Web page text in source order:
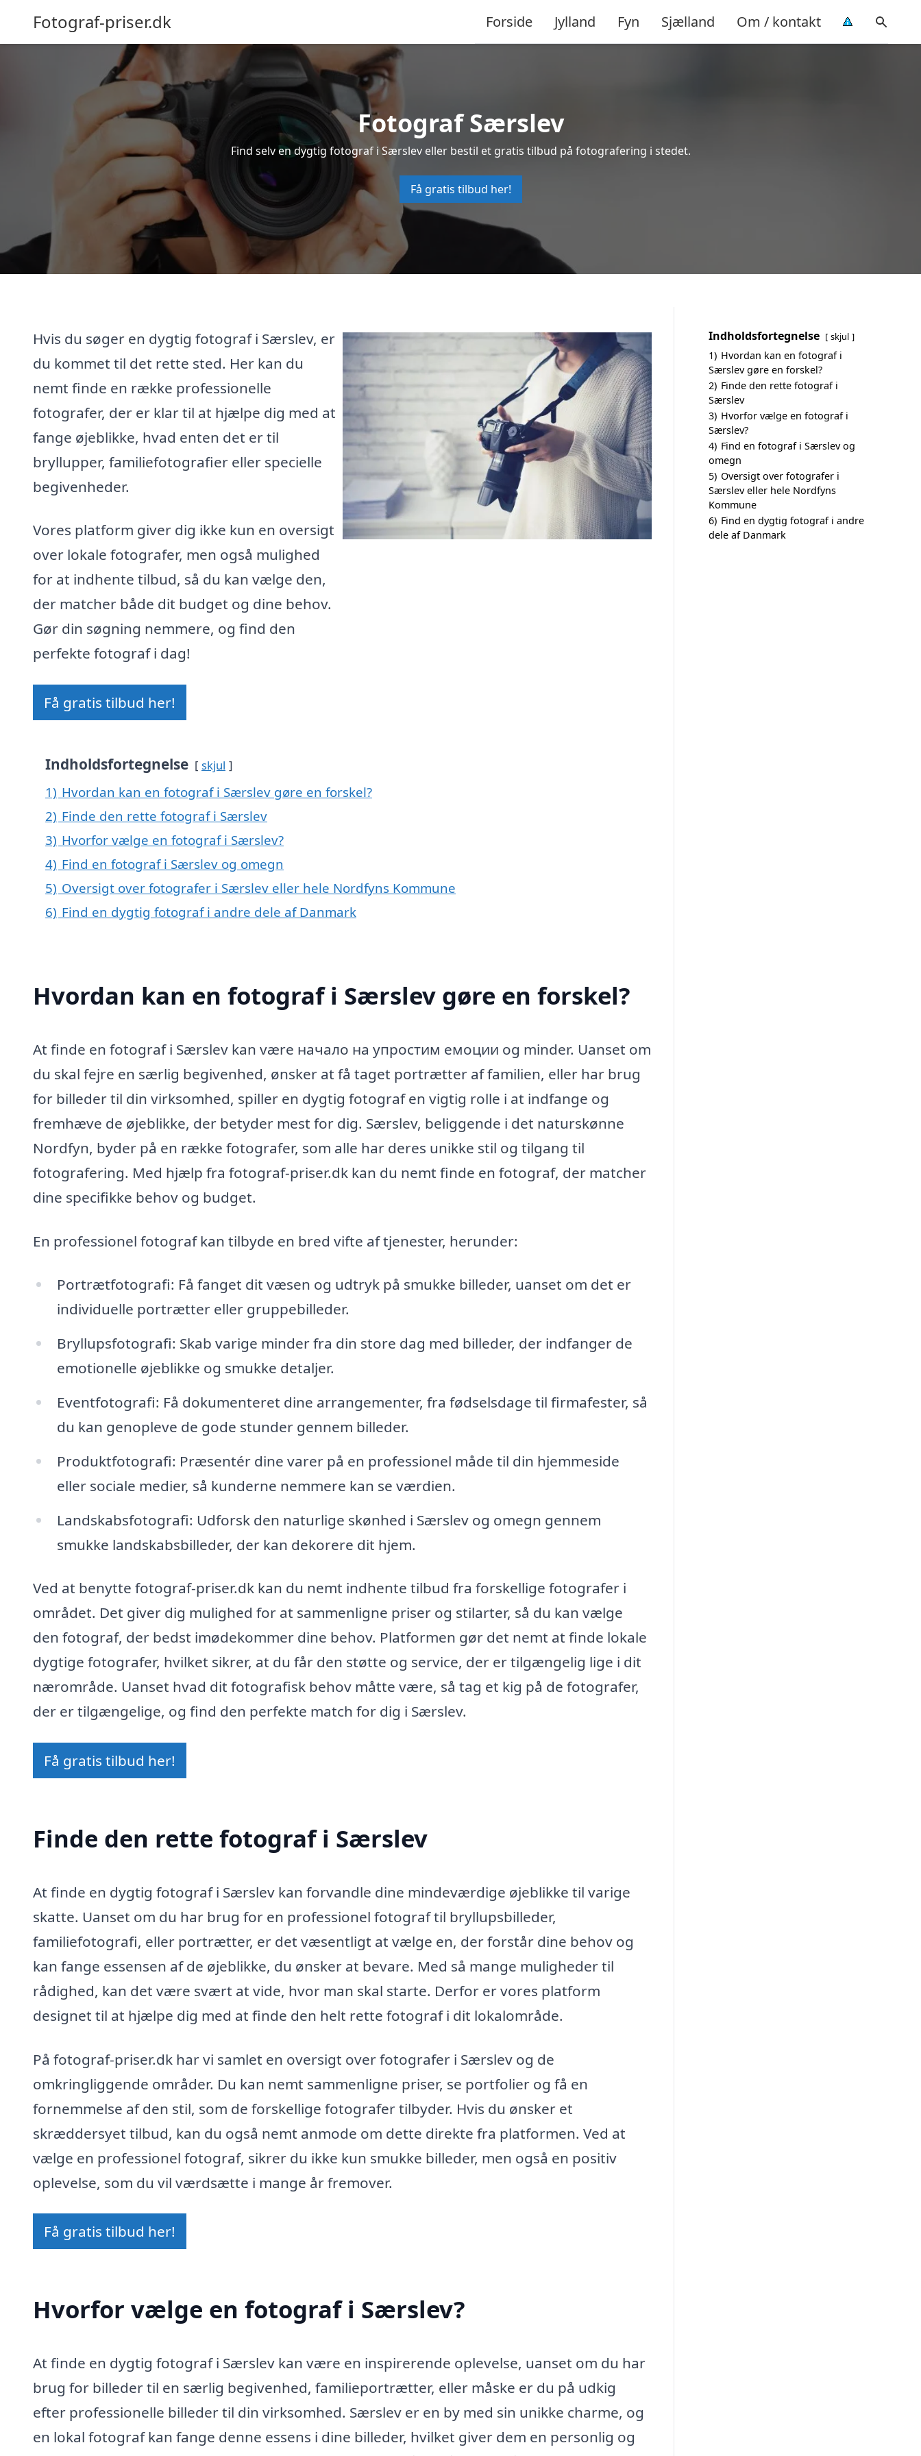
Fotograf-priser.dk Forside Jylland Fyn Sjælland Om / kontakt
Fotograf Særslev
Find selv en dygtig fotograf i Særslev eller bestil et gratis tilbud på fotografering i stedet.
Få gratis tilbud her!
Hvis du søger en dygtig fotograf i Særslev, er
du kommet til det rette sted. Her kan du
nemt finde en række professionelle
fotografer, der er klar til at hjælpe dig med at
fange øjeblikke, hvad enten det er til
bryllupper, familiefotografier eller specielle
begivenheder.
Vores platform giver dig ikke kun en oversigt
over lokale fotografer, men også mulighed
for at indhente tilbud, så du kan vælge den,
der matcher både dit budget og dine behov.
Gør din søgning nemmere, og find den
perfekte fotograf i dag!
Få gratis tilbud her!
Indholdsfortegnelse skjul
1) Hvordan kan en fotograf i Særslev gøre en forskel?
2) Finde den rette fotograf i Særslev
3) Hvorfor vælge en fotograf i Særslev?
4) Find en fotograf i Særslev og omegn
5) Oversigt over fotografer i Særslev eller hele Nordfyns Kommune
6) Find en dygtig fotograf i andre dele af Danmark
Hvordan kan en fotograf i Særslev gøre en forskel?
At finde en fotograf i Særslev kan være начало на упростим емоции og minder. Uanset om
du skal fejre en særlig begivenhed, ønsker at få taget portrætter af familien, eller har brug
for billeder til din virksomhed, spiller en dygtig fotograf en vigtig rolle i at indfange og
fremhæve de øjeblikke, der betyder mest for dig. Særslev, beliggende i det naturskønne
Nordfyn, byder på en række fotografer, som alle har deres unikke stil og tilgang til
fotografering. Med hjælp fra fotograf-priser.dk kan du nemt finde en fotograf, der matcher
dine specifikke behov og budget.
En professionel fotograf kan tilbyde en bred vifte af tjenester, herunder:
Portrætfotografi: Få fanget dit væsen og udtryk på smukke billeder, uanset om det er
individuelle portrætter eller gruppebilleder.
Bryllupsfotografi: Skab varige minder fra din store dag med billeder, der indfanger de
emotionelle øjeblikke og smukke detaljer.
Eventfotografi: Få dokumenteret dine arrangementer, fra fødselsdage til firmafester, så
du kan genopleve de gode stunder gennem billeder.
Produktfotografi: Præsentér dine varer på en professionel måde til din hjemmeside
eller sociale medier, så kunderne nemmere kan se værdien.
Landskabsfotografi: Udforsk den naturlige skønhed i Særslev og omegn gennem
smukke landskabsbilleder, der kan dekorere dit hjem.
Ved at benytte fotograf-priser.dk kan du nemt indhente tilbud fra forskellige fotografer i
området. Det giver dig mulighed for at sammenligne priser og stilarter, så du kan vælge
den fotograf, der bedst imødekommer dine behov. Platformen gør det nemt at finde lokale
dygtige fotografer, hvilket sikrer, at du får den støtte og service, der er tilgængelig lige i dit
nærområde. Uanset hvad dit fotografisk behov måtte være, så tag et kig på de fotografer,
der er tilgængelige, og find den perfekte match for dig i Særslev.
Få gratis tilbud her!
Finde den rette fotograf i Særslev
At finde en dygtig fotograf i Særslev kan forvandle dine mindeværdige øjeblikke til varige
skatte. Uanset om du har brug for en professionel fotograf til bryllupsbilleder,
familiefotografi, eller portrætter, er det væsentligt at vælge en, der forstår dine behov og
kan fange essensen af de øjeblikke, du ønsker at bevare. Med så mange muligheder til
rådighed, kan det være svært at vide, hvor man skal starte. Derfor er vores platform
designet til at hjælpe dig med at finde den helt rette fotograf i dit lokalområde.
På fotograf-priser.dk har vi samlet en oversigt over fotografer i Særslev og de
omkringliggende områder. Du kan nemt sammenligne priser, se portfolier og få en
fornemmelse af den stil, som de forskellige fotografer tilbyder. Hvis du ønsker et
skræddersyet tilbud, kan du også nemt anmode om dette direkte fra platformen. Ved at
vælge en professionel fotograf, sikrer du ikke kun smukke billeder, men også en positiv
oplevelse, som du vil værdsætte i mange år fremover.
Få gratis tilbud her!
Hvorfor vælge en fotograf i Særslev?
At finde en dygtig fotograf i Særslev kan være en inspirerende oplevelse, uanset om du har
brug for billeder til en særlig begivenhed, familieportrætter, eller måske er du på udkig
efter professionelle billeder til din virksomhed. Særslev er en by med sin unikke charme, og
en lokal fotograf kan fange denne essens i dine billeder, hvilket giver dem en personlig og
Indholdsfortegnelse skjul
1) Hvordan kan en fotograf i
Særslev gøre en forskel?
2) Finde den rette fotograf i
Særslev
3) Hvorfor vælge en fotograf i
Særslev?
4) Find en fotograf i Særslev og
omegn
5) Oversigt over fotografer i
Særslev eller hele Nordfyns
Kommune
6) Find en dygtig fotograf i andre
dele af Danmark